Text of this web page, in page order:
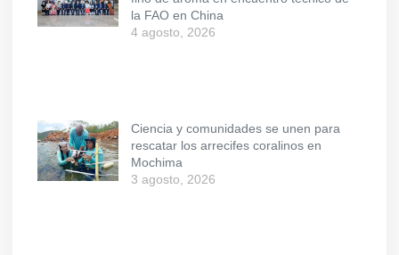
la FAO en China
4 agosto, 2026
Ciencia y comunidades se unen para
rescatar los arrecifes coralinos en
Mochima
3 agosto, 2026